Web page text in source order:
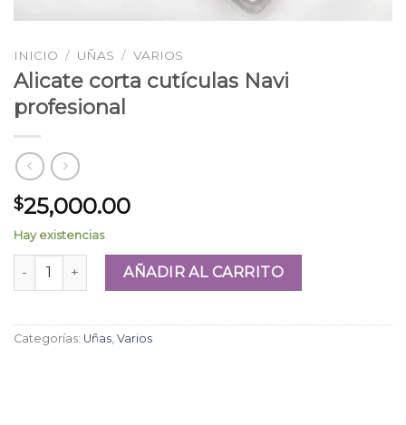
INICIO / UÑAS / VARIOS
Alicate corta cutículas Navi
profesional
$25,000.00
Hay existencias
Alicate corta cutículas Navi profesional cantidad
AÑADIR AL CARRITO
Categorías: Uñas Varios